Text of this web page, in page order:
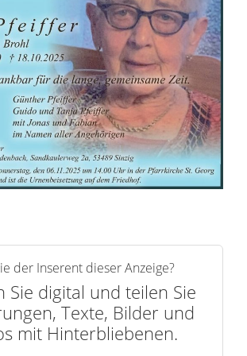
n
e
r
n
der Inserent dieser Anzeige?
Sie digital und teilen Sie
Texte, Bilder und
mit Hinterbliebenen.